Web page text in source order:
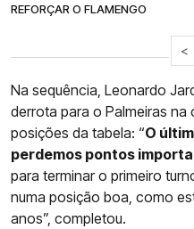
REFORÇAR O FLAMENGO
<
Na sequência, Leonardo
derrota para o Palmeiras na
posições da tabela: “O
perdemos pontos
para terminar o primeiro
numa posição boa, como
anos”, completou.